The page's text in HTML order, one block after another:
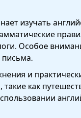
изучать
Особое
и
как